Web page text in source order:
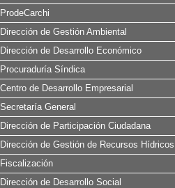
ProdeCarchi
Dirección de Gestión Ambiental
Dirección de Desarrollo Económico
Procuraduría Síndica
Centro de Desarrollo Empresarial
Secretaría General
Dirección de Participación Ciudadana
Dirección de Gestión de Recursos Hídricos
Fiscalización
Dirección de Desarrollo Social